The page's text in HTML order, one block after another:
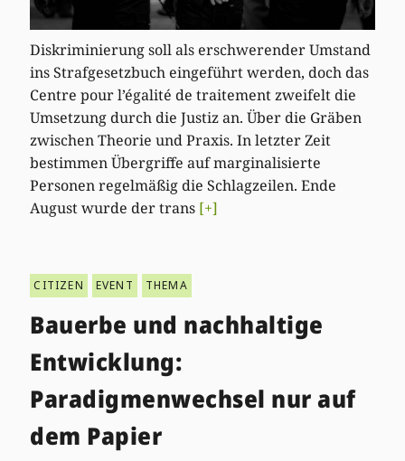
Diskriminierung soll als erschwerender Umstand
ins Strafgesetzbuch eingeführt werden, doch das
Centre pour l’égalité de traitement zweifelt die
Umsetzung durch die Justiz an. Über die Gräben
zwischen Theorie und Praxis. In letzter Zeit
bestimmen Übergriffe auf marginalisierte
Personen regelmäßig die Schlagzeilen. Ende
August wurde der trans [+]
CITIZEN EVENT THEMA
Bauerbe und nachhaltige
Entwicklung:
Paradigmenwechsel nur auf
dem Papier